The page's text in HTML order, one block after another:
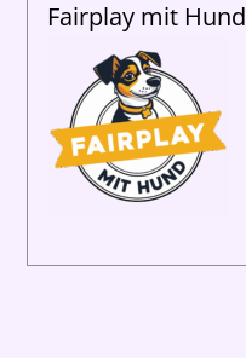
Fairplay mit Hund